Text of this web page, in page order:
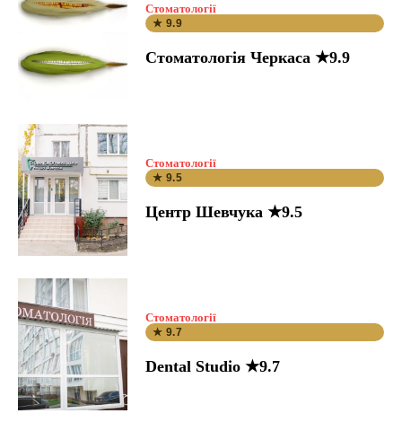
Стоматології
★ 9.9
Стоматологія Черкаса ★9.9
Стоматології
★ 9.5
Центр Шевчука ★9.5
Стоматології
★ 9.7
Dental Studio ★9.7